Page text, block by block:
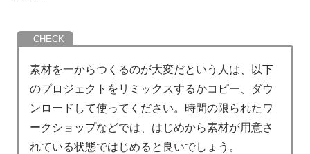
素材を一からつくるのが大変だという人は、以下
のプロジェクトをリミックスするかコピー、ダウ
ンロードして使ってください。時間の限られたワ
ークショップなどでは、はじめから素材が用意さ
れている状態ではじめると良いでしょう。